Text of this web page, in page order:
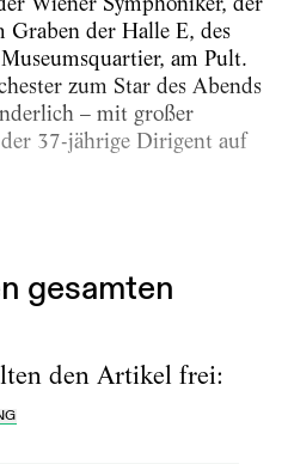
Graben der Halle E, des
am Pult.
zum Star des Abends
– mit großer
37-jährige Dirigent auf
gesamten
den Artikel frei: